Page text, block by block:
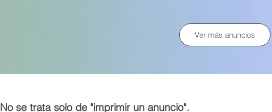
Ver más anuncios
No se trata solo de "imprimir un anuncio".